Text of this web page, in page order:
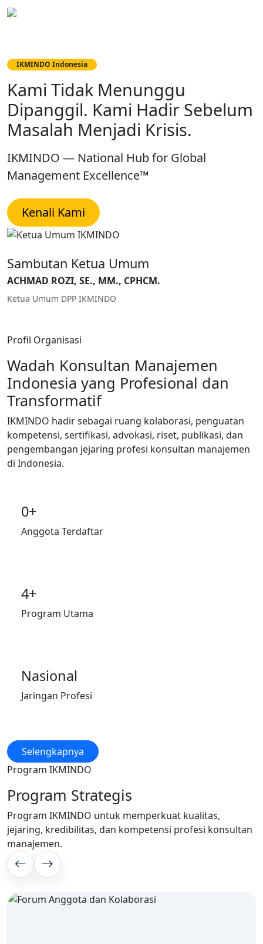
IKMINDO Indonesia
Kami Tidak Menunggu
Dipanggil. Kami Hadir Sebelum
Masalah Menjadi Krisis.
IKMINDO — National Hub for Global
Management Excellence™
Kenali Kami
IKMINDO Indonesia
Kompetensi Bisa Diklaim Siapa
Saja. Yang Bersertifikat, Hanya
Mereka yang Sudah Teruji.
Jalur Sertifikasi CMC · Standar Global · Diakui
Industri & Pemerintah
Mulai Jalur Sertifikasi
Sambutan Ketua Umum
ACHMAD ROZI, SE., MM., CPHCM.
Ketua Umum DPP IKMINDO
Profil Organisasi
Wadah Konsultan Manajemen
Indonesia yang Profesional dan
Transformatif
IKMINDO hadir sebagai ruang kolaborasi, penguatan
kompetensi, sertifikasi, advokasi, riset, publikasi, dan
pengembangan jejaring profesi konsultan manajemen
di Indonesia.
0+
Anggota Terdaftar
4+
Program Utama
Nasional
Jaringan Profesi
Selengkapnya
Program IKMINDO
Program Strategis
Program IKMINDO untuk memperkuat kualitas,
jejaring, kredibilitas, dan kompetensi profesi konsultan
manajemen.